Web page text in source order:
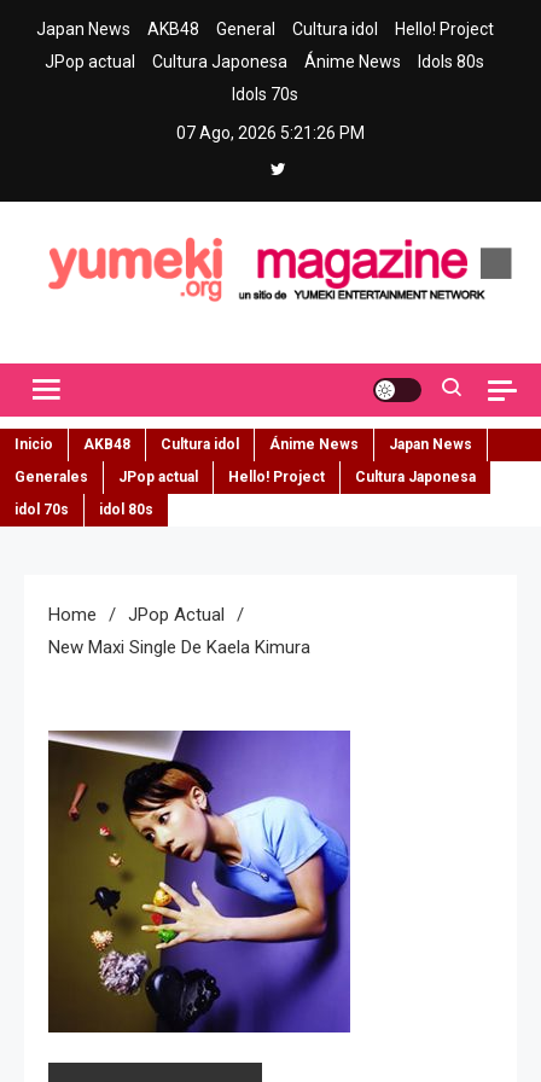
Japan News AKB48 General Cultura idol
Hello! Project
JPop actual
Cultura Japonesa Ánime News
Idols 80s
Idols 70s
07 Ago, 2026 5:21:27 PM
Inicio AKB48 Cultura idol Ánime News
Japan News
Generales
JPop actual Hello! Project
Cultura Japonesa
idol 70s
idol 80s
Home
JPop Actual
New Maxi Single De Kaela Kimura